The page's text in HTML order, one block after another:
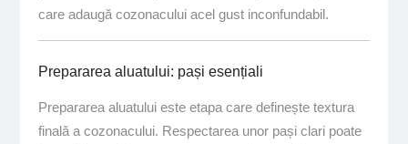
care adaugă cozonacului acel gust inconfundabil.
Prepararea aluatului: pași esențiali
Prepararea aluatului este etapa care definește textura
finală a cozonacului. Respectarea unor pași clari poate